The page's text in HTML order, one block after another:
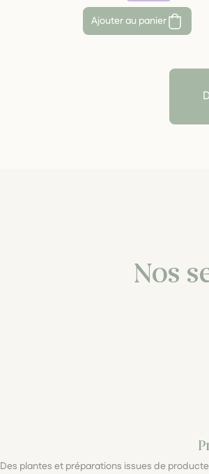
Ajouter au panier
Nos
Des plantes et préparations issues de